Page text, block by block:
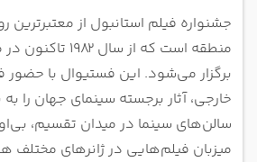
جشنواره فیلم استانبول از معتبرترین
منطقه است که از
برگزار می‌شود. این فستیوال با حضور
خارجی، آثار برجسته سینمای جهان را
سالن‌های سینما در میدان تقسیم،
میزبان فیلم‌هایی در ژانرهای مختلف